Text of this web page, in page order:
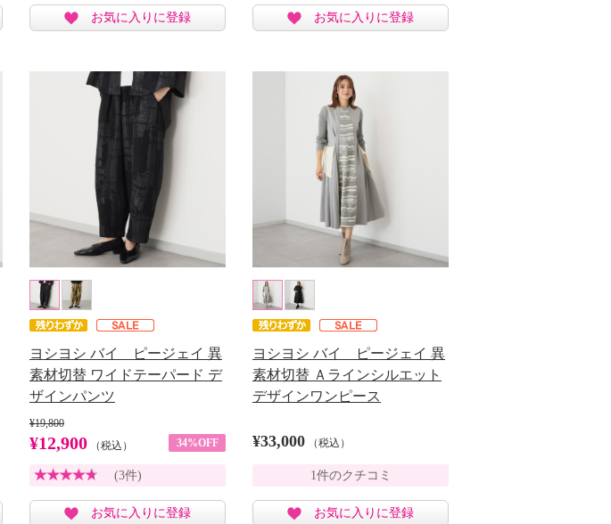
お気に入りに登録 お気に入りに登録
ヨシヨシ バイ ピージェイ 異
素材切替 ワイドテーパード デ
ザインパンツ
¥19,800
¥12,900 （税込） 34%OFF
(3件)
お気に入りに登録
ヨシヨシ バイ ピージェイ 異
素材切替 Ａラインシルエット
デザインワンピース
¥33,000 （税込）
1件のクチコミ
お気に入りに登録